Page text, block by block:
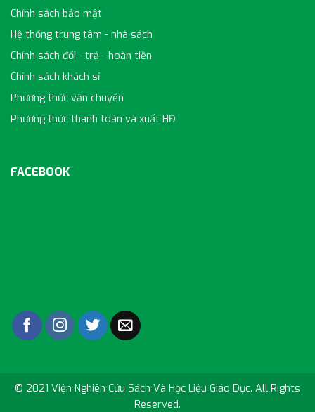
Chính sách bảo mật
Hệ thống trung tâm - nhà sách
Chính sách đổi - trả - hoàn tiền
Chính sách khách sỉ
Phương thức vận chuyển
Phương thức thanh toán và xuất HĐ
FACEBOOK
© 2021 Viện Nghiên Cứu Sách Và Học Liệu Giáo Dục. All Rights
Reserved.